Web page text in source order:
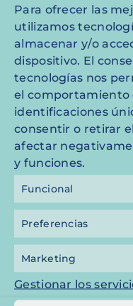
Para ofrecer las
utilizamos
almacenar y/o
dispositivo. El
tecnologías nos
el comportamiento
identificaciones
consentir o retirar
afectar
y funciones.
Funcional
Preferencias
Marketing
Gestionar los
Nuestros
formados en
quirúrgicas
dentro de
cirugía
(cirugía